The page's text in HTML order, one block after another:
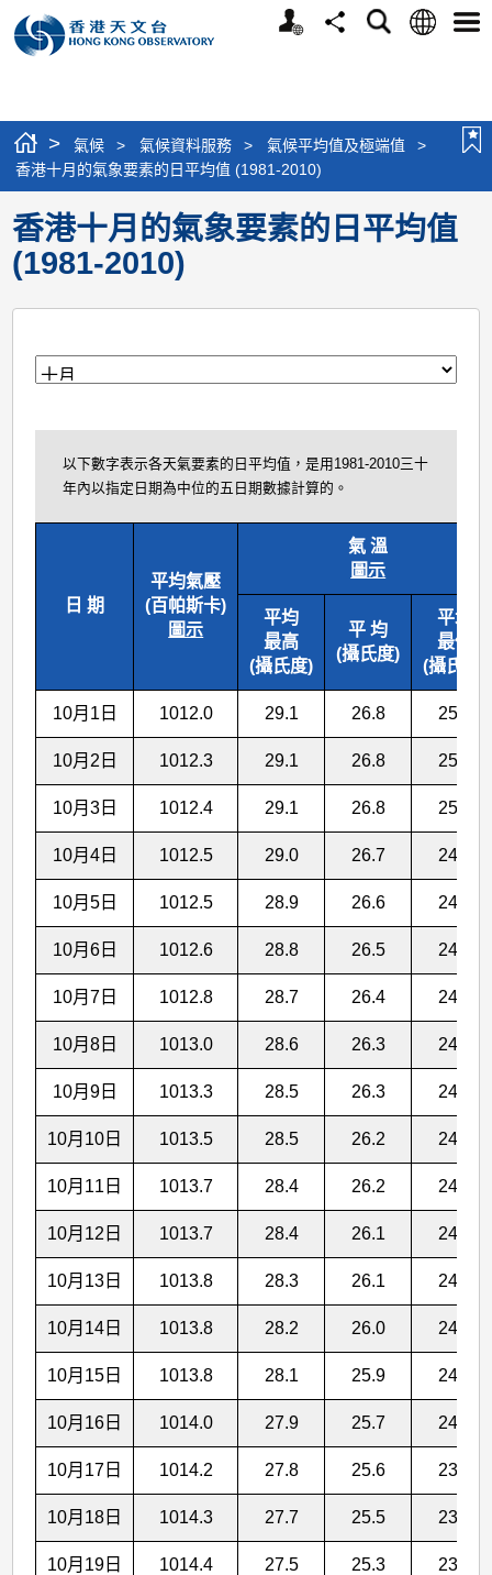
個
分
搜
語
選
> 氣候 > 氣候資料服務 > 氣候平均值及極端值
>
香港十月的氣象要素的日平均值 (1981-2010)
香港十月的氣象要素的日平均值
(1981-2010)
月
以下數字表示各天氣要素的日平均值，是用1981-2010三十
年內以指定日期為中位的五日期數據計算的。
日 期
平均氣壓
(百帕斯卡)
圖示
氣 溫
圖示
平均
最高
(攝氏度)
平 均
(攝氏度)
平均
最低
(攝氏度)
10月1日 1012.0 29.1 26.8 25.1
10月2日 1012.3 29.1 26.8 25.1
10月3日 1012.4 29.1 26.8 25.0
10月4日 1012.5 29.0 26.7 24.9
10月5日 1012.5 28.9 26.6 24.8
10月6日 1012.6 28.8 26.5 24.7
10月7日 1012.8 28.7 26.4 24.5
10月8日 1013.0 28.6 26.3 24.4
10月9日 1013.3 28.5 26.3 24.5
10月10日 1013.5 28.5 26.2 24.5
10月11日 1013.7 28.4 26.2 24.5
10月12日 1013.7 28.4 26.1 24.5
10月13日 1013.8 28.3 26.1 24.4
10月14日 1013.8 28.2 26.0 24.3
10月15日 1013.8 28.1 25.9 24.2
10月16日 1014.0 27.9 25.7 24.1
10月17日 1014.2 27.8 25.6 23.9
10月18日 1014.3 27.7 25.5 23.8
10月19日 1014.4 27.5 25.3 23.6